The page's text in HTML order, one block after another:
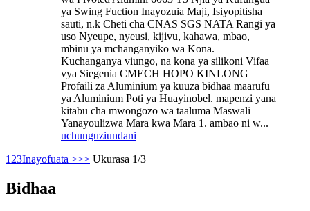
ya Swing Fuction Inayozuia Maji, Isiyopitisha
sauti, n.k Cheti cha CNAS SGS NATA Rangi ya
uso Nyeupe, nyeusi, kijivu, kahawa, mbao,
mbinu ya mchanganyiko wa Kona.
Kuchanganya viungo, na kona ya silikoni Vifaa
vya Siegenia CMECH HOPO KINLONG
Profaili za Aluminium ya kuuza bidhaa maarufu
ya Aluminium Poti ya Huayinobel. mapenzi yana
kitabu cha mwongozo wa taaluma Maswali
Yanayoulizwa Mara kwa Mara 1. ambao ni w...
uchunguziundani
1 23Inayofuata >>> Ukurasa 1/3
Bidhaa